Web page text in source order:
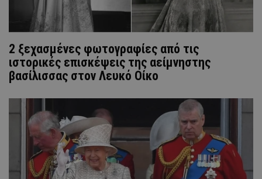
2 ξεχασμένες φωτογραφίες από τις
ιστορικές επισκέψεις της αείμνηστης
βασίλισσας στον Λευκό Οίκο